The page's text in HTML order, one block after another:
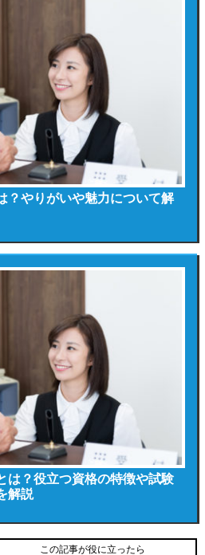
？やりがいや魅力について解
は？役立つ資格の特徴や試験
解説
この記事が役に立ったら